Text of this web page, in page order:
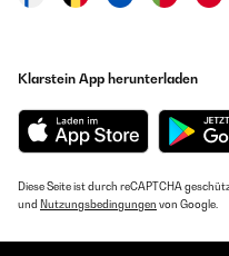
Klarstein App herunterladen
Diese Seite ist durch reCAPTCHA
und Nutzungsbedingungen von Google.